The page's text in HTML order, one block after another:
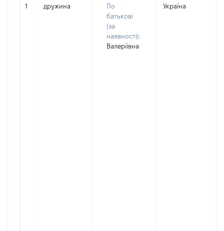
1 дружина
По
батькові
(за
наявності):
Валеріївна
Україна